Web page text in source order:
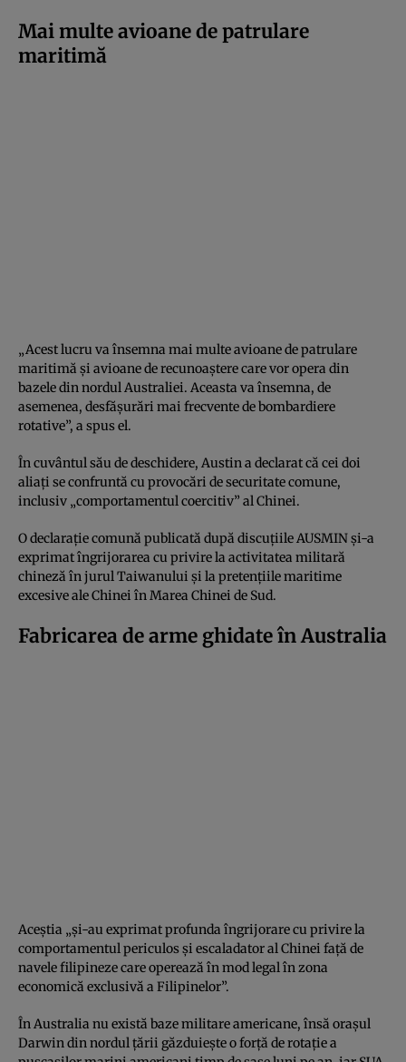
Mai multe avioane de patrulare
maritimă
„Acest lucru va însemna mai multe avioane de patrulare
maritimă și avioane de recunoaștere care vor opera din
bazele din nordul Australiei. Aceasta va însemna, de
asemenea, desfășurări mai frecvente de bombardiere
rotative”, a spus el.
În cuvântul său de deschidere, Austin a declarat că cei doi
aliați se confruntă cu provocări de securitate comune,
inclusiv „comportamentul coercitiv” al Chinei.
O declarație comună publicată după discuțiile AUSMIN și-a
exprimat îngrijorarea cu privire la activitatea militară
chineză în jurul Taiwanului și la pretențiile maritime
excesive ale Chinei în Marea Chinei de Sud.
Fabricarea de arme ghidate în Australia
Aceștia „și-au exprimat profunda îngrijorare cu privire la
comportamentul periculos și escaladator al Chinei față de
navele filipineze care operează în mod legal în zona
economică exclusivă a Filipinelor”.
În Australia nu există baze militare americane, însă orașul
Darwin din nordul țării găzduiește o forță de rotație a